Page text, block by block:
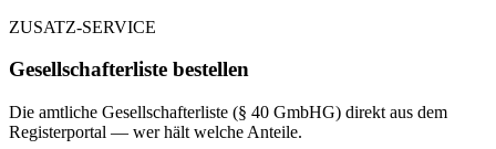
ZUSATZ-SERVICE
Gesellschafterliste bestellen
Die amtliche Gesellschafterliste (§ 40 GmbHG) direkt aus dem
Registerportal — wer hält welche Anteile.